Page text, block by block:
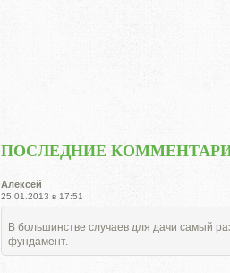
ПОСЛЕДНИЕ
Алексей
25.01.2013 в 17:51
В большинстве случаев для дачи самый
фундамент.